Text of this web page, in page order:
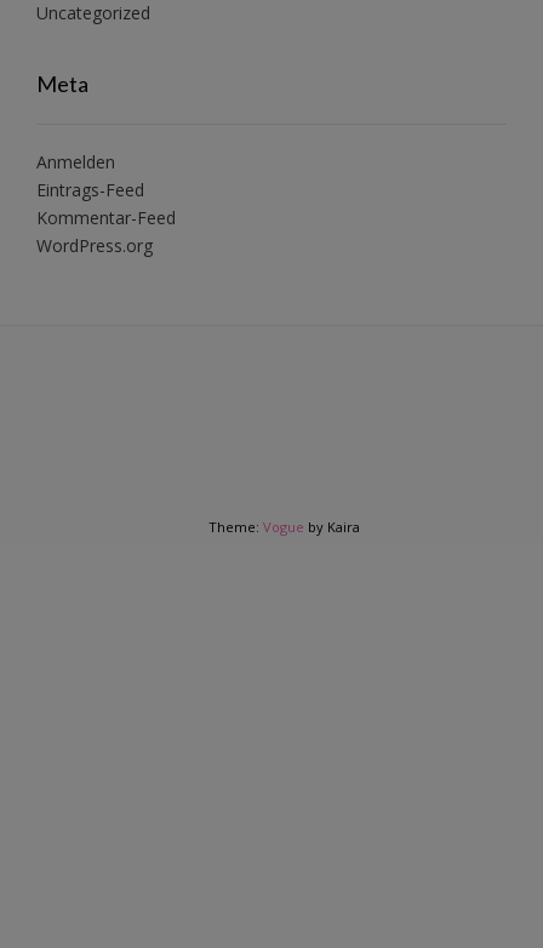
Uncategorized
Meta
Anmelden
Eintrags-Feed
Kommentar-Feed
WordPress.org
Theme: Vogue by Kaira